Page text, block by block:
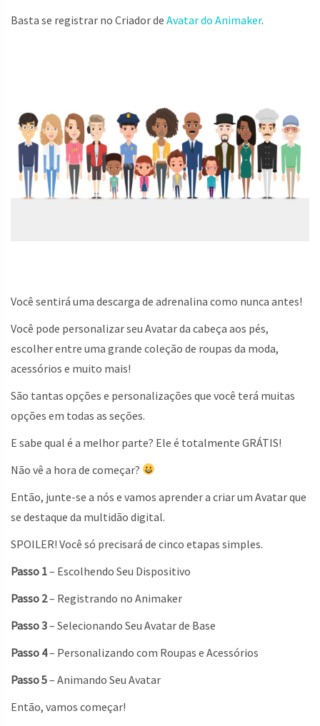
Basta se registrar no Criador de Avatar do Animaker.
Você sentirá uma descarga de adrenalina como nunca antes!
Você pode personalizar seu Avatar da cabeça aos pés,
escolher entre uma grande coleção de roupas da moda,
acessórios e muito mais!
São tantas opções e personalizações que você terá muitas
opções em todas as seções.
E sabe qual é a melhor parte? Ele é totalmente GRÁTIS!
Não vê a hora de começar?
Então, junte-se a nós e vamos aprender a criar um Avatar que
se destaque da multidão digital.
SPOILER! Você só precisará de cinco etapas simples.
Passo 1– Escolhendo Seu Dispositivo
Passo 2– Registrando no Animaker
Passo 3– Selecionando Seu Avatar de Base
Passo 4– Personalizando com Roupas e Acessórios
Passo 5– Animando Seu Avatar
Então, vamos começar!